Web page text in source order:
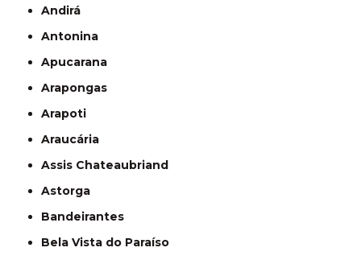
Andirá
Antonina
Apucarana
Arapongas
Arapoti
Araucária
Assis Chateaubriand
Astorga
Bandeirantes
Bela Vista do Paraíso